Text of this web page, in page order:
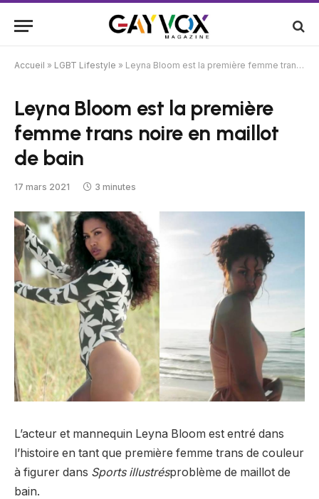
Accueil » LGBT Lifestyle » Leyna Bloom est la première femme trans noire en maillot de bain
Leyna Bloom est la première
femme trans noire en maillot
de bain
17 mars 2021 3 minutes
L’acteur et mannequin Leyna Bloom est entré dans
l’histoire en tant que première femme trans de couleur
à figurer dans Sports illustrésproblème de maillot de
bain.